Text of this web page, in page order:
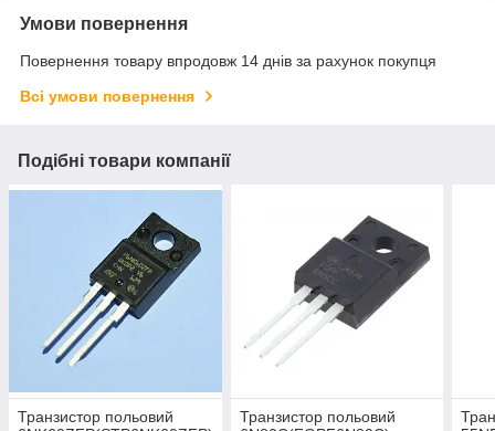
Умови повернення
Повернення товару впродовж 14 днів за рахунок покупця
Всі умови повернення
Подібні товари компанії
Транзистор польовий
Транзистор польовий